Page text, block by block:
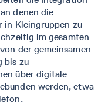
denen die
in Kleingruppen zu
im gesamten
der gemeinsamen
bis zu
über digitale
werden, etwa